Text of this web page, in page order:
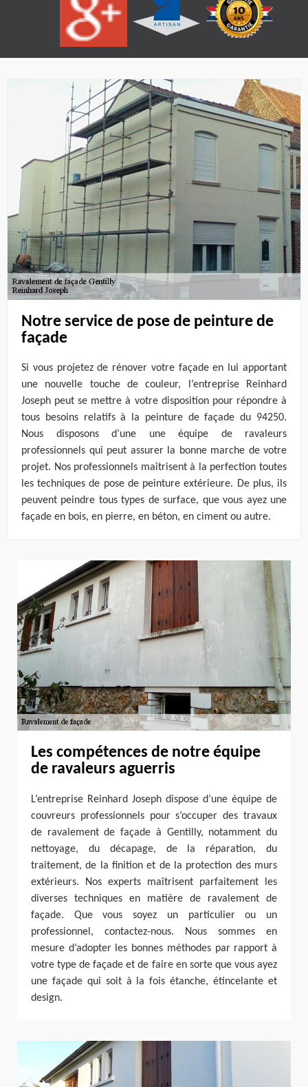
Notre service de pose de peinture de
façade
Si vous projetez de rénover votre façade en lui apportant
une nouvelle touche de couleur, l’entreprise Reinhard
Joseph peut se mettre à votre disposition pour répondre à
tous besoins relatifs à la peinture de façade du 94250.
Nous disposons d’une une équipe de ravaleurs
professionnels qui peut assurer la bonne marche de votre
projet. Nos professionnels maîtrisent à la perfection toutes
les techniques de pose de peinture extérieure. De plus, ils
peuvent peindre tous types de surface, que vous ayez une
façade en bois, en pierre, en béton, en ciment ou autre.
Les compétences de notre équipe
de ravaleurs aguerris
L’entreprise Reinhard Joseph dispose d’une équipe de
couvreurs professionnels pour s’occuper des travaux
de ravalement de façade à Gentilly, notamment du
nettoyage, du décapage, de la réparation, du
traitement, de la finition et de la protection des murs
extérieurs. Nos experts maîtrisent parfaitement les
diverses techniques en matière de ravalement de
façade. Que vous soyez un particulier ou un
professionnel, contactez-nous. Nous sommes en
mesure d’adopter les bonnes méthodes par rapport à
votre type de façade et de faire en sorte que vous ayez
une façade qui soit à la fois étanche, étincelante et
design.